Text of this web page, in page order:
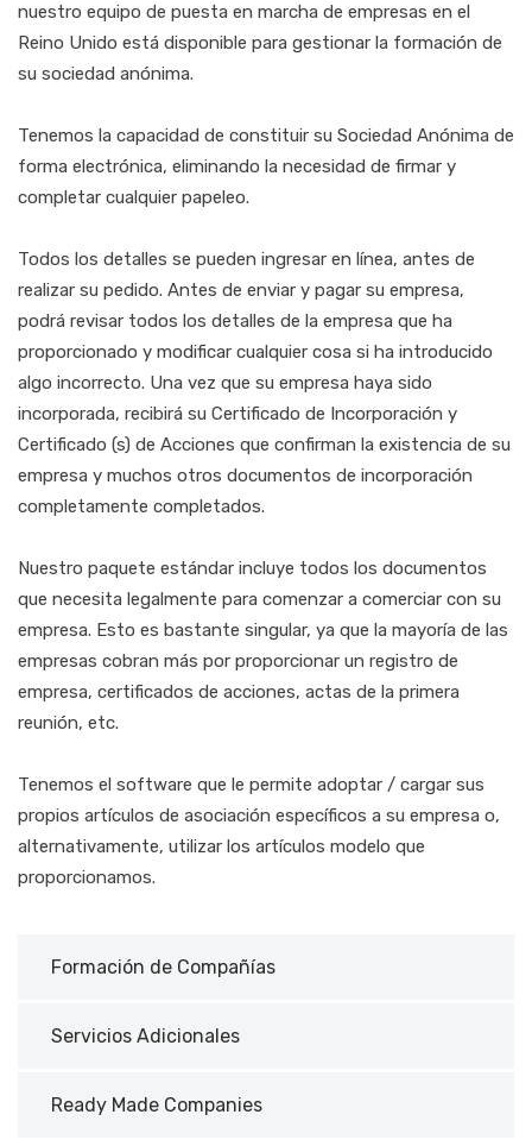
Formación de Compañías
Servicios Adicionales
Ready Made Companies
nuestro equipo de puesta en marcha de empresas en el
Reino Unido está disponible para gestionar la formación de
su sociedad anónima.
Tenemos la capacidad de constituir su Sociedad Anónima de
forma electrónica, eliminando la necesidad de firmar y
completar cualquier papeleo.
Todos los detalles se pueden ingresar en línea, antes de
realizar su pedido. Antes de enviar y pagar su empresa,
podrá revisar todos los detalles de la empresa que ha
proporcionado y modificar cualquier cosa si ha introducido
algo incorrecto. Una vez que su empresa haya sido
incorporada, recibirá su Certificado de Incorporación y
Certificado (s) de Acciones que confirman la existencia de su
empresa y muchos otros documentos de incorporación
completamente completados.
Nuestro paquete estándar incluye todos los documentos
que necesita legalmente para comenzar a comerciar con su
empresa. Esto es bastante singular, ya que la mayoría de las
empresas cobran más por proporcionar un registro de
empresa, certificados de acciones, actas de la primera
reunión, etc.
Tenemos el software que le permite adoptar / cargar sus
propios artículos de asociación específicos a su empresa o,
alternativamente, utilizar los artículos modelo que
proporcionamos.